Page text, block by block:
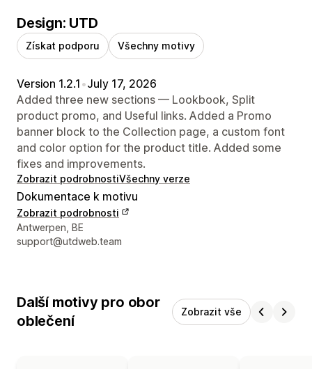
Design: UTD
Získat podporu Všechny motivy
Version 1.2.1 •July 17, 2026
Added three new sections — Lookbook, Split
product promo, and Useful links. Added a Promo
banner block to the Collection page, a custom font
and color option for the product title. Added some
fixes and improvements.
Zobrazit podrobnostiVšechny verze
Dokumentace k motivu
Zobrazit podrobnosti
Kontaktní údaje designéra
Antwerpen, BE
support@utdweb.team
Další motivy pro obor
oblečení
Zobrazit vše